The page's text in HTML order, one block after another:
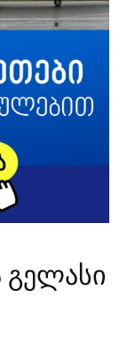
გელასი